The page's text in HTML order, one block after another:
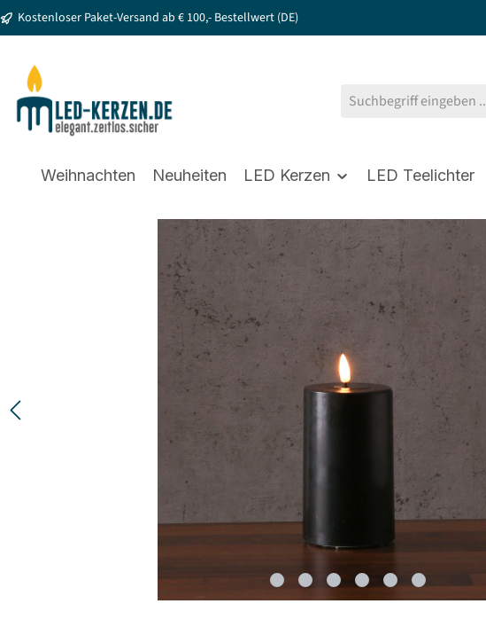
Zur Hauptnavigation springen
Kostenloser Paket-Versand ab € 100,- Bestellwert (DE)
Weihnachten Neuheiten LED Kerzen LED Teelichter
Bildergalerie überspringen